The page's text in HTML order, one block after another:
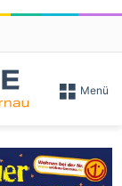
Menü